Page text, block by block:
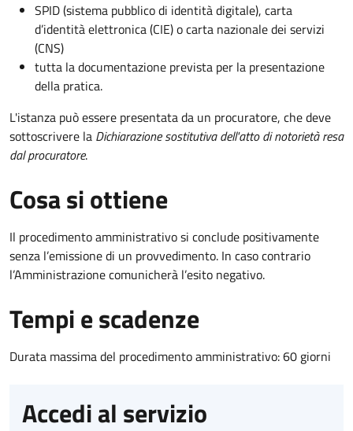
SPID (sistema pubblico di identità digitale), carta
d’identità elettronica (CIE) o carta nazionale dei servizi
(CNS)
tutta la documentazione prevista per la presentazione
della pratica.
L'istanza può essere presentata da un procuratore, che deve
sottoscrivere la Dichiarazione sostitutiva dell'atto di notorietà resa
dal procuratore.
Cosa si ottiene
Il procedimento amministrativo si conclude positivamente
senza l’emissione di un provvedimento. In caso contrario
l’Amministrazione comunicherà l’esito negativo.
Tempi e scadenze
Durata massima del procedimento amministrativo: 60 giorni
Accedi al servizio